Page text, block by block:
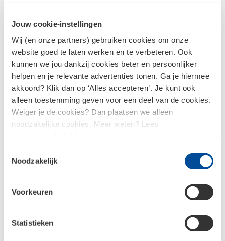
Jouw cookie-instellingen
Wij (en onze partners) gebruiken cookies om onze
website goed te laten werken en te verbeteren. Ook
kunnen we jou dankzij cookies beter en persoonlijker
helpen en je relevante advertenties tonen. Ga je hiermee
akkoord? Klik dan op ‘Alles accepteren’. Je kunt ook
alleen toestemming geven voor een deel van de cookies.
Weiger je de cookies? Dan plaatsen we alleen
noodzakelijke cookies. Meer weten? Lees
Noodzakelijk
Voorkeuren
Statistieken
Persoonlijk advies
Met hun kennis, ervaring en passie begeleiden
onze experts je bij elke stap van het
aankoopproces. Van het ontwerpen van de ideale
indeling van een keuken of badkamer tot het
selecteren van de juiste kleuren en materialen van
Zien we je snel bij ons in de showroom?